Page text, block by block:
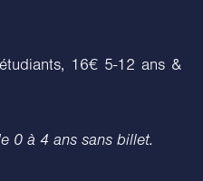
16€ 5-12 ans &
0 à 4 ans sans billet.